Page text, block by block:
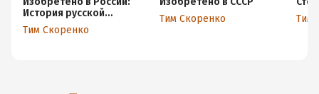
История русской
изобретательской мысли
от Петра I до Николая II
Тим Скоренко
Тим Скоренко
Тим